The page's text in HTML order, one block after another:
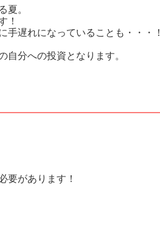
夏。
！
手遅れになっていることも・・・！
自分への投資となります。
要があります！